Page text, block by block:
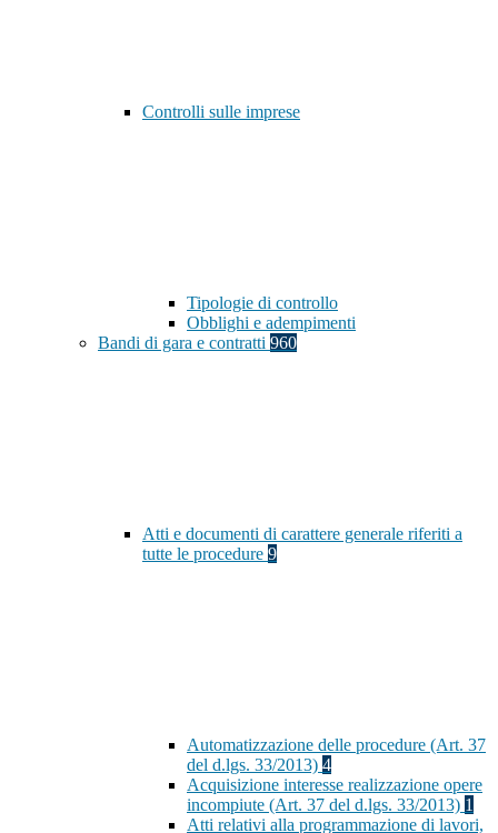
Controlli sulle imprese
Tipologie di controllo
Obblighi e adempimenti
Bandi di gara e contratti 960
Atti e documenti di carattere generale riferiti a
tutte le procedure 9
Automatizzazione delle procedure (Art. 37
del d.lgs. 33/2013) 4
Acquisizione interesse realizzazione opere
incompiute (Art. 37 del d.lgs. 33/2013) 1
Atti relativi alla programmazione di lavori,